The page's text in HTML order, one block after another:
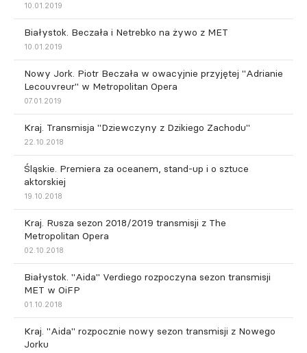
10.01.2019
Białystok. Beczała i Netrebko na żywo z MET
10.01.2019
Nowy Jork. Piotr Beczała w owacyjnie przyjętej "Adrianie
Lecouvreur" w Metropolitan Opera
07.01.2019
Kraj. Transmisja "Dziewczyny z Dzikiego Zachodu"
22.10.2018
Śląskie. Premiera za oceanem, stand-up i o sztuce
aktorskiej
19.10.2018
Kraj. Rusza sezon 2018/2019 transmisji z The
Metropolitan Opera
02.10.2018
Białystok. "Aida" Verdiego rozpoczyna sezon transmisji
MET w OiFP
01.10.2018
Kraj. "Aida" rozpocznie nowy sezon transmisji z Nowego
Jorku